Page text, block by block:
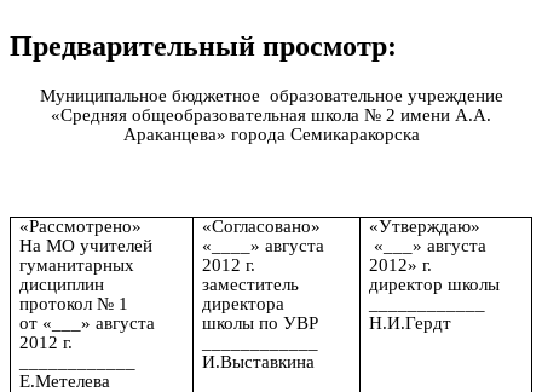
Предварительный просмотр:
Муниципальное бюджетное образовательное учреждение
«Средняя общеобразовательная школа № 2 имени А.А.
Араканцева» города Семикаракорска
«Рассмотрено»
На МО учителей
гуманитарных
дисциплин
протокол № 1
от «___» августа
2012 г.
Е.Метелева
«Согласовано»
«____» августа
2012 г.
заместитель
директора
школы по УВР
И.Выставкина
«Утверждаю»
«___» августа
2012» г.
директор школы
Н.И.Гердт